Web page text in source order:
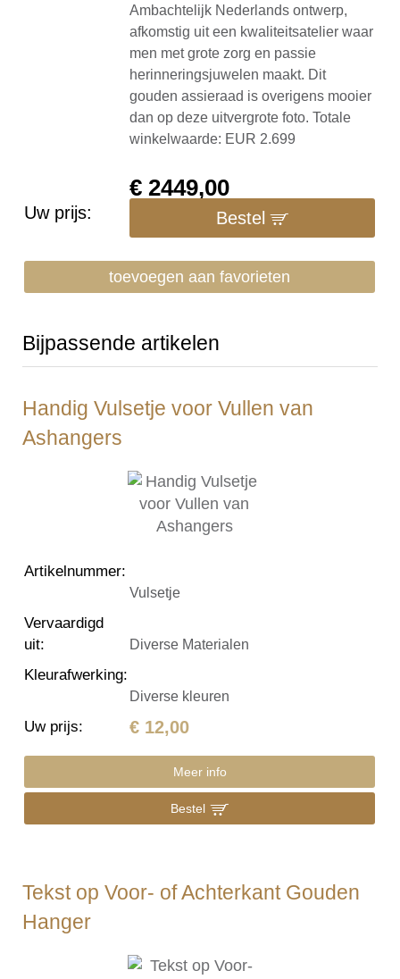
Ambachtelijk Nederlands ontwerp,
afkomstig uit een kwaliteitsatelier waar
men met grote zorg en passie
herinneringsjuwelen maakt. Dit
gouden assieraad is overigens mooier
dan op deze uitvergrote foto. Totale
winkelwaarde: EUR 2.699
Uw prijs:
€2449,00
Bestel
toevoegen aan favorieten
Bijpassende artikelen
Handig Vulsetje voor Vullen van
Ashangers
Artikelnummer:
Vulsetje
Vervaardigd
uit: Diverse Materialen
Kleurafwerking:
Diverse kleuren
Uw prijs: € 12,00
Meer info
Bestel
Tekst op Voor- of Achterkant Gouden
Hanger